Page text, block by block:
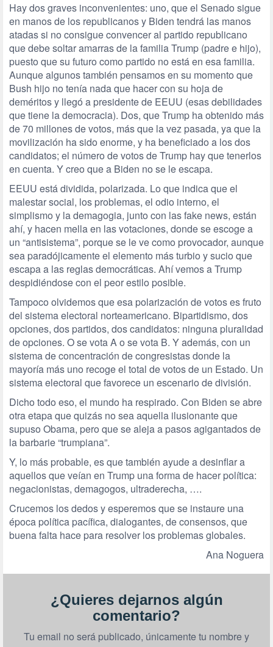
Hay dos graves inconvenientes: uno, que el Senado sigue
en manos de los republicanos y Biden tendrá las manos
atadas si no consigue convencer al partido republicano
que debe soltar amarras de la familia Trump (padre e hijo),
puesto que su futuro como partido no está en esa familia.
Aunque algunos también pensamos en su momento que
Bush hijo no tenía nada que hacer con su hoja de
deméritos y llegó a presidente de EEUU (esas debilidades
que tiene la democracia). Dos, que Trump ha obtenido más
de 70 millones de votos, más que la vez pasada, ya que la
movilización ha sido enorme, y ha beneficiado a los dos
candidatos; el número de votos de Trump hay que tenerlos
en cuenta. Y creo que a Biden no se le escapa.
EEUU está dividida, polarizada. Lo que indica que el
malestar social, los problemas, el odio interno, el
simplismo y la demagogia, junto con las fake news, están
ahí, y hacen mella en las votaciones, donde se escoge a
un “antisistema”, porque se le ve como provocador, aunque
sea paradójicamente el elemento más turbio y sucio que
escapa a las reglas democráticas. Ahí vemos a Trump
despidiéndose con el peor estilo posible.
Tampoco olvidemos que esa polarización de votos es fruto
del sistema electoral norteamericano. Bipartidismo, dos
opciones, dos partidos, dos candidatos: ninguna pluralidad
de opciones. O se vota A o se vota B. Y además, con un
sistema de concentración de congresistas donde la
mayoría más uno recoge el total de votos de un Estado. Un
sistema electoral que favorece un escenario de división.
Dicho todo eso, el mundo ha respirado. Con Biden se abre
otra etapa que quizás no sea aquella ilusionante que
supuso Obama, pero que se aleja a pasos agigantados de
la barbarie “trumpiana”.
Y, lo más probable, es que también ayude a desinflar a
aquellos que veían en Trump una forma de hacer política:
negacionistas, demagogos, ultraderecha, ….
Crucemos los dedos y esperemos que se instaure una
época política pacífica, dialogantes, de consensos, que
buena falta hace para resolver los problemas globales.
Ana Noguera
¿Quieres dejarnos algún
comentario?
Tu email no será publicado, únicamente tu nombre y